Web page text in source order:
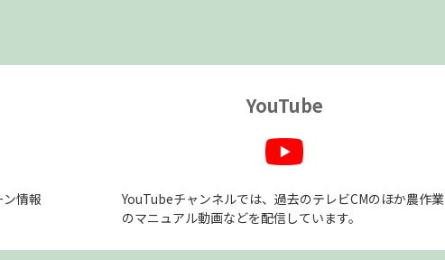
情報
YouTube
YouTubeチャンネルでは、過去のテレビCMのほか農作業
のマニュアル動画などを配信しています。